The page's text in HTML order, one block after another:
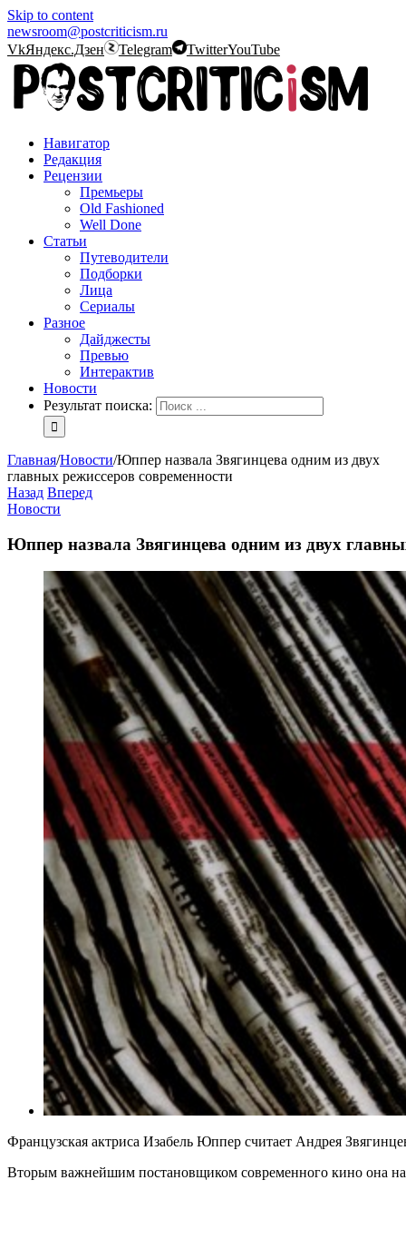
Skip to content
newsroom@postcriticism.ru
VkЯндекс.Дзен Telegram TwitterYouTube
Навигатор
Редакция
Рецензии
Премьеры
Old Fashioned
Well Done
Статьи
Путеводители
Подборки
Лица
Сериалы
Разное
Дайджесты
Превью
Интерактив
Новости
Результат поиска:
Главная/Новости/Юппер назвала Звягинцева одним из двух
главных режиссеров современности
Назад Вперед
Новости
Юппер назвала Звягинцева одним из двух
Французская актриса Изабель Юппер считает Андрея
Вторым важнейшим постановщиком современного кино она